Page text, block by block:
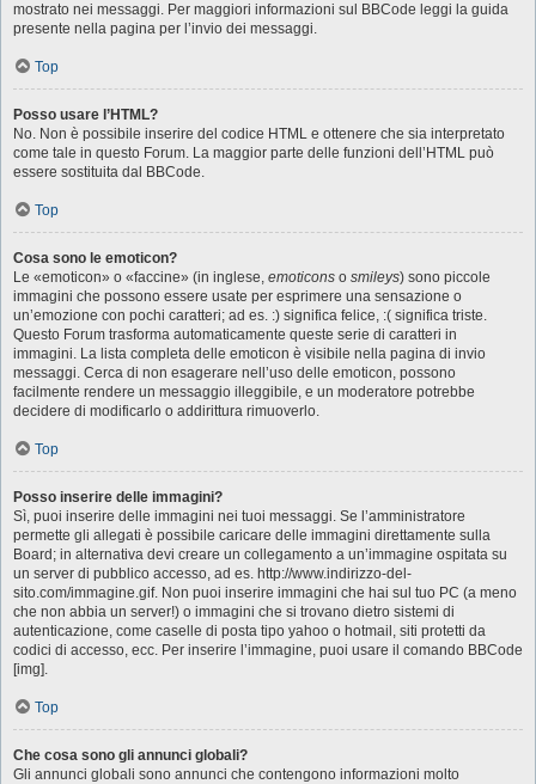
mostrato nei messaggi. Per maggiori informazioni sul BBCode leggi la guida
presente nella pagina per l’invio dei messaggi.
Top
Posso usare l’HTML?
No. Non è possibile inserire del codice HTML e ottenere che sia interpretato
come tale in questo Forum. La maggior parte delle funzioni dell’HTML può
essere sostituita dal BBCode.
Top
Cosa sono le emoticon?
Le «emoticon» o «faccine» (in inglese, emoticons o smileys) sono piccole
immagini che possono essere usate per esprimere una sensazione o
un’emozione con pochi caratteri; ad es. :) significa felice, :( significa triste.
Questo Forum trasforma automaticamente queste serie di caratteri in
immagini. La lista completa delle emoticon è visibile nella pagina di invio
messaggi. Cerca di non esagerare nell’uso delle emoticon, possono
facilmente rendere un messaggio illeggibile, e un moderatore potrebbe
decidere di modificarlo o addirittura rimuoverlo.
Top
Posso inserire delle immagini?
Sì, puoi inserire delle immagini nei tuoi messaggi. Se l’amministratore
permette gli allegati è possibile caricare delle immagini direttamente sulla
Board; in alternativa devi creare un collegamento a un’immagine ospitata su
un server di pubblico accesso, ad es. http://www.indirizzo-del-
sito.com/immagine.gif. Non puoi inserire immagini che hai sul tuo PC (a meno
che non abbia un server!) o immagini che si trovano dietro sistemi di
autenticazione, come caselle di posta tipo yahoo o hotmail, siti protetti da
codici di accesso, ecc. Per inserire l’immagine, puoi usare il comando BBCode
[img].
Top
Che cosa sono gli annunci globali?
Gli annunci globali sono annunci che contengono informazioni molto